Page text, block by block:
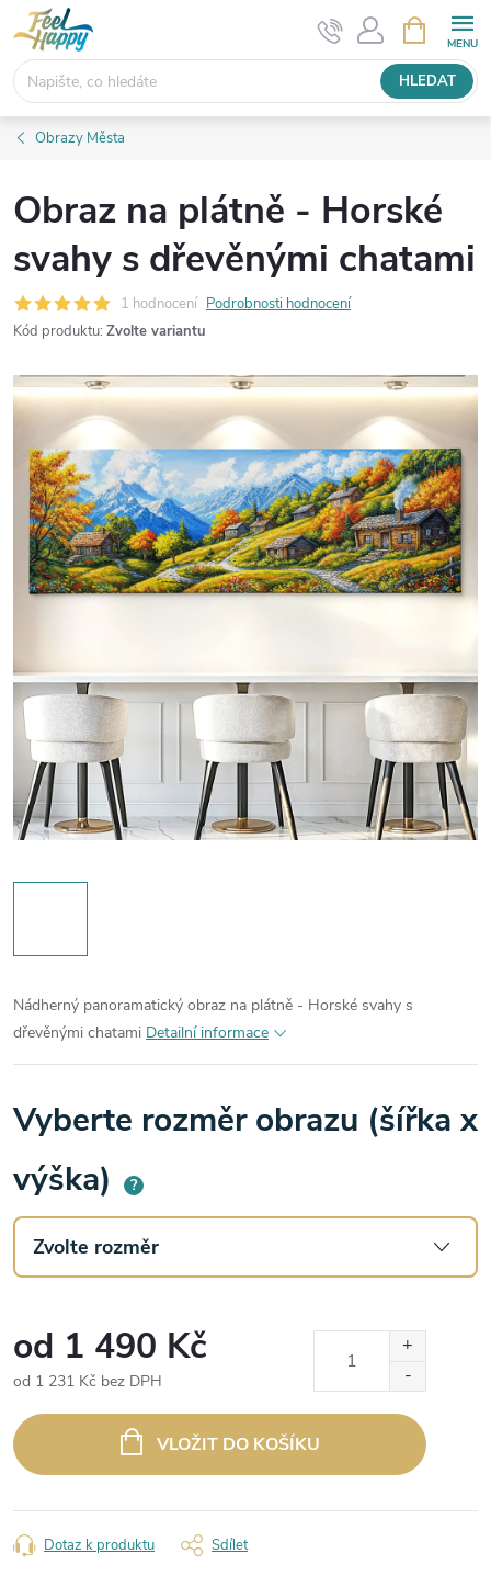
Přejít
na
obsah
HLEDAT
NÁKUPNÍ
KOŠÍK
Obrazy Města
Obraz na plátně - Horské
svahy s dřevěnými chatami
1 hodnocení Podrobnosti hodnocení
Kód produktu: Zvolte variantu
Nádherný panoramatický obraz na plátně - Horské svahy s
dřevěnými chatami Detailní informace
Vyberte rozměr obrazu (šířka x
výška)
?
od 1 490 Kč
od 1 231 Kč bez DPH
cena:
VLOŽIT DO KOŠÍKU
Dotaz k produktu Sdílet